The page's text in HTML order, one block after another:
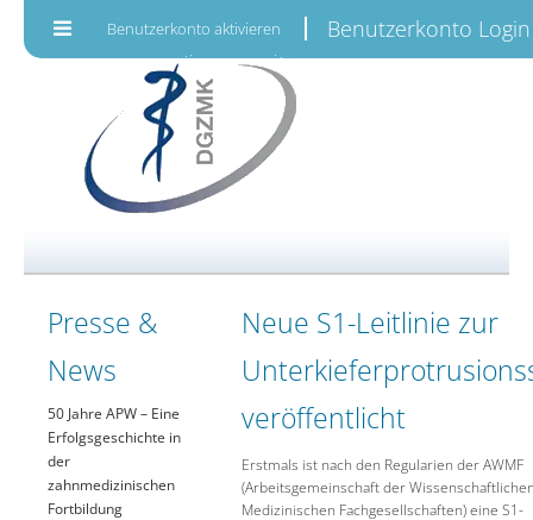
Benutzerkonto aktivieren Benutzerkonto Login
Presse &
News
50 Jahre APW – Eine
Erfolgsgeschichte in
der
zahnmedizinischen
Fortbildung
Neue S1-Leitlinie zur
veröffentlicht
Erstmals ist nach den Regularien der AWMF
(Arbeitsgemeinschaft der
Medizinischen Fachgesellschaften) eine S1-